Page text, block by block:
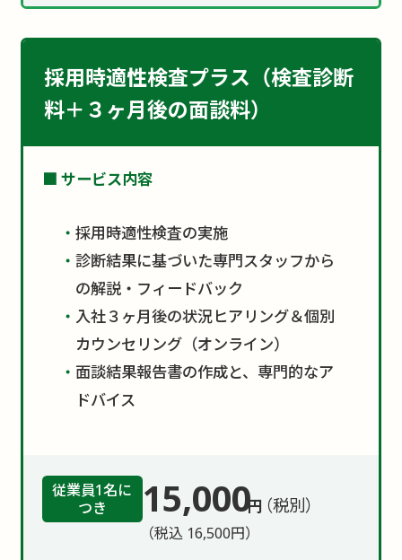
採用時適性検査プラス（検査診断
料＋３ヶ月後の面談料）
サービス内容
採用時適性検査の実施
診断結果に基づいた専門スタッフから
の解説・フィードバック
入社３ヶ月後の状況ヒアリング＆個別
カウンセリング（オンライン）
面談結果報告書の作成と、専門的なア
ドバイス
従業員1名に
つき
15,000円（税別）
（税込 16,500円）